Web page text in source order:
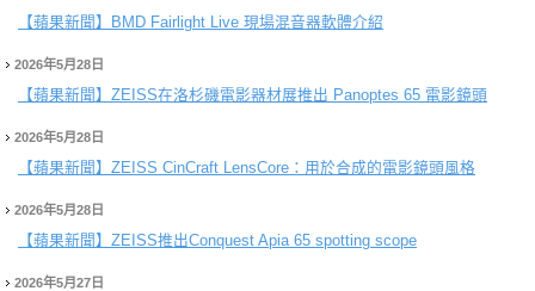
【蘋果新聞】 BMD Fairlight Live 現場混音器軟體介紹
2026年5月28日
【蘋果新聞】 ZEISS在洛杉磯電影器材展推出 Panoptes 65 電影鏡頭
2026年5月28日
【蘋果新聞】 ZEISS CinCraft LensCore：用於合成的電影鏡頭風格
2026年5月28日
【蘋果新聞】 ZEISS推出Conquest Apia 65 spotting scope
2026年5月27日